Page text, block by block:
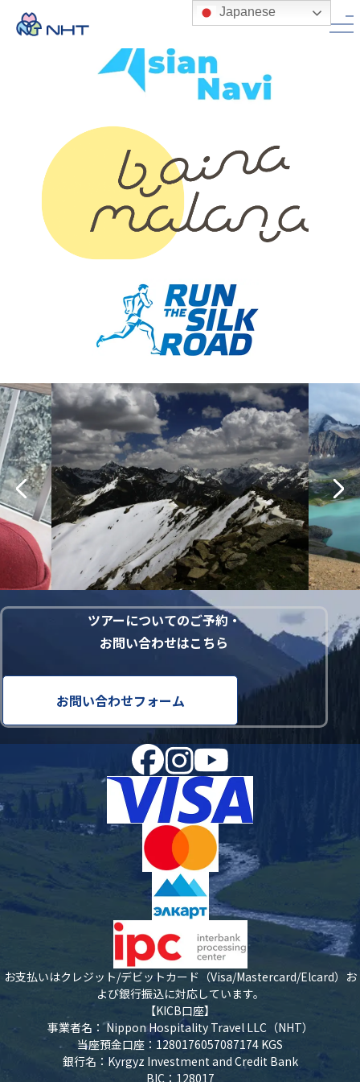
>会社案内
ツアーについてのご予約・
お問い合わせはこちら
お問い合わせフォーム
お支払いはクレジット/デビットカード（Visa/Mastercard/Elcard）お
よび銀行振込に対応しています。
【KICB口座】
事業者名： Nippon Hospitality Travel LLC（NHT）
当座預金口座：1280176057087174 KGS
銀行名：Kyrgyz Investment and Credit Bank
BIC：128017
Japanese